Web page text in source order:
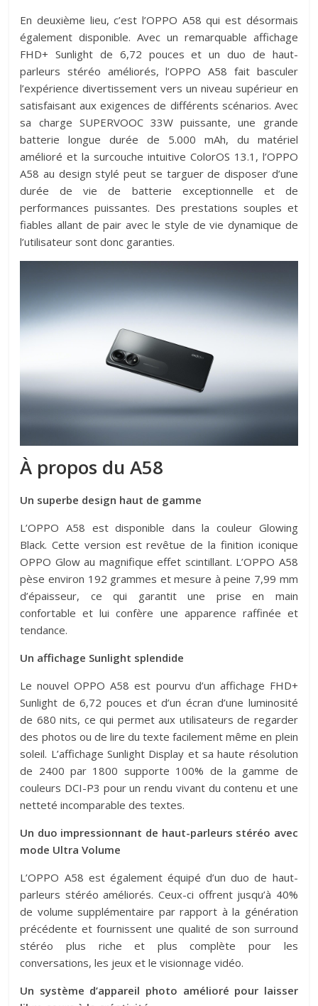
En deuxième lieu, c’est l’OPPO A58 qui est désormais
également disponible. Avec un remarquable affichage
FHD+ Sunlight de 6,72 pouces et un duo de haut-
parleurs stéréo améliorés, l’OPPO A58 fait basculer
l’expérience divertissement vers un niveau supérieur en
satisfaisant aux exigences de différents scénarios. Avec
sa charge SUPERVOOC 33W puissante, une grande
batterie longue durée de 5.000 mAh, du matériel
amélioré et la surcouche intuitive ColorOS 13.1, l’OPPO
A58 au design stylé peut se targuer de disposer d’une
durée de vie de batterie exceptionnelle et de
performances puissantes. Des prestations souples et
fiables allant de pair avec le style de vie dynamique de
l’utilisateur sont donc garanties.
À propos du A58
Un superbe design haut de gamme
L’OPPO A58 est disponible dans la couleur Glowing
Black. Cette version est revêtue de la finition iconique
OPPO Glow au magnifique effet scintillant. L’OPPO A58
pèse environ 192 grammes et mesure à peine 7,99 mm
d’épaisseur, ce qui garantit une prise en main
confortable et lui confère une apparence raffinée et
tendance.
Un affichage Sunlight splendide
Le nouvel OPPO A58 est pourvu d’un affichage FHD+
Sunlight de 6,72 pouces et d’un écran d’une luminosité
de 680 nits, ce qui permet aux utilisateurs de regarder
des photos ou de lire du texte facilement même en plein
soleil. L’affichage Sunlight Display et sa haute résolution
de 2400 par 1800 supporte 100% de la gamme de
couleurs DCI-P3 pour un rendu vivant du contenu et une
netteté incomparable des textes.
Un duo impressionnant de haut-parleurs stéréo avec
mode Ultra Volume
L’OPPO A58 est également équipé d’un duo de haut-
parleurs stéréo améliorés. Ceux-ci offrent jusqu’à 40%
de volume supplémentaire par rapport à la génération
précédente et fournissent une qualité de son surround
stéréo plus riche et plus complète pour les
conversations, les jeux et le visionnage vidéo.
Un système d’appareil photo amélioré pour laisser